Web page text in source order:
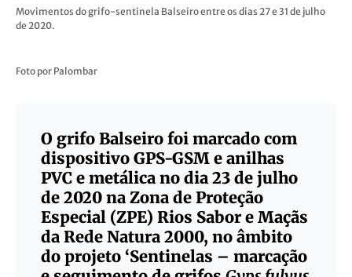
Movimentos do grifo-sentinela Balseiro entre os dias 27 e 31 de julho
de 2020.
Foto por Palombar
O grifo Balseiro foi marcado com
dispositivo GPS-GSM e anilhas
PVC e metálica no dia 23 de julho
de 2020 na Zona de Proteção
Especial (ZPE) Rios Sabor e Maçãs
da Rede Natura 2000, no âmbito
do projeto ‘Sentinelas – marcação